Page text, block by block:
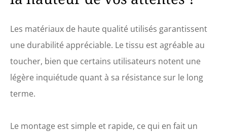
Les matériaux de haute qualité utilisés garantissent
une durabilité appréciable. Le tissu est agréable au
toucher, bien que certains utilisateurs notent une
légère inquiétude quant à sa résistance sur le long
terme.
Le montage est simple et rapide, ce qui en fait un